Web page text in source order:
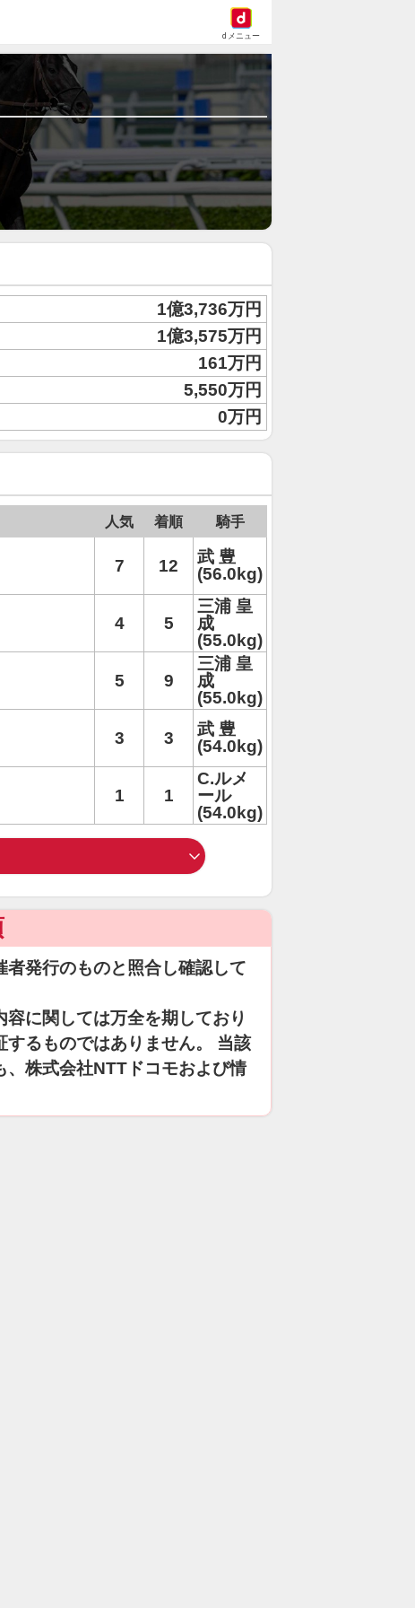
dメニュー
1億3,736万円
1億3,575万円
161万円
5,550万円
0万円
人気 着順 騎手
7 12
武 豊
(56.0kg)
4 5
三浦 皇
成
(55.0kg)
5 9
三浦 皇
成
(55.0kg)
3 3
武 豊
(54.0kg)
1 1
C.ルメ
ール
(54.0kg)
発行のものと照合し確認して
に関しては万全を期しており
するものではありません。 当該
株式会社NTTドコモおよび情